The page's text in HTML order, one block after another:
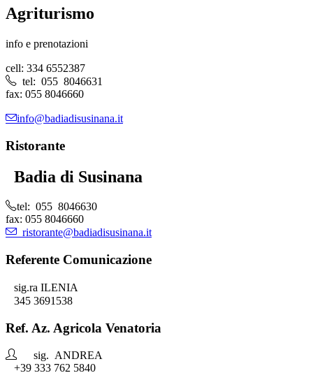
Agriturismo
info e prenotazioni
cell: 334 6552387
tel: 055 8046631
fax: 055 8046660
info@badiadisusinana.it
Ristorante
Badia di Susinana
tel: 055 8046630
fax: 055 8046660
ristorante@badiadisusinana.it
Referente Comunicazione
sig.ra ILENIA
345 3691538
Ref. Az. Agricola Venatoria
sig. ANDREA
+39 333 762 5840